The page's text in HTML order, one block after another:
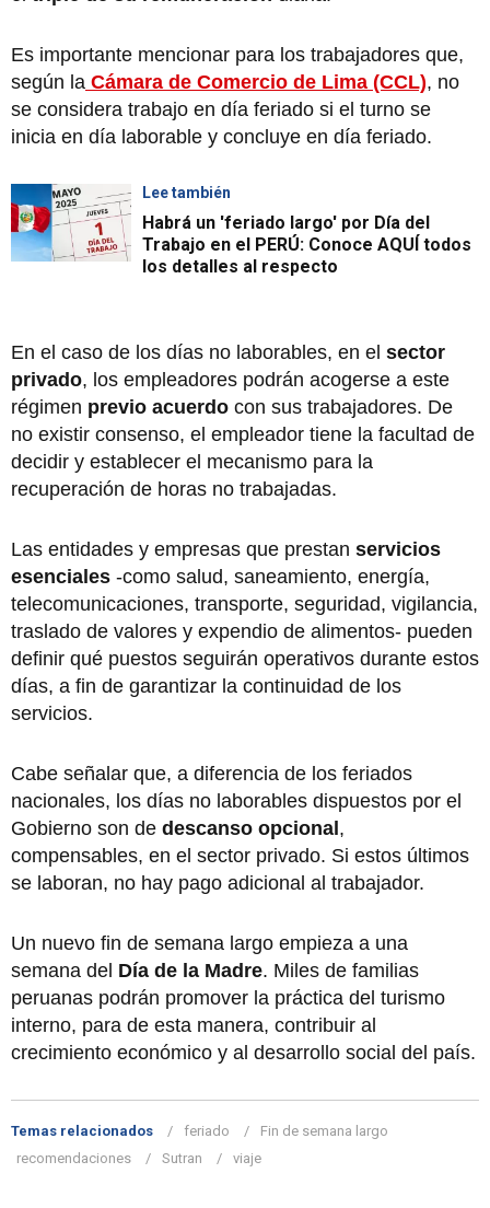
Es importante mencionar para los trabajadores que,
según la Cámara de Comercio de Lima (CCL), no
se considera trabajo en día feriado si el turno se
inicia en día laborable y concluye en día feriado.
Lee también
Habrá un 'feriado largo' por Día del
Trabajo en el PERÚ: Conoce AQUÍ todos
los detalles al respecto
En el caso de los días no laborables, en el sector
privado, los empleadores podrán acogerse a este
régimen previo acuerdo con sus trabajadores. De
no existir consenso, el empleador tiene la facultad de
decidir y establecer el mecanismo para la
recuperación de horas no trabajadas.
Las entidades y empresas que prestan servicios
esenciales -como salud, saneamiento, energía,
telecomunicaciones, transporte, seguridad, vigilancia,
traslado de valores y expendio de alimentos- pueden
definir qué puestos seguirán operativos durante estos
días, a fin de garantizar la continuidad de los
servicios.
Cabe señalar que, a diferencia de los feriados
nacionales, los días no laborables dispuestos por el
Gobierno son de descanso opcional ,
compensables, en el sector privado. Si estos últimos
se laboran, no hay pago adicional al trabajador.
Un nuevo fin de semana largo empieza a una
semana del Día de la Madre. Miles de familias
peruanas podrán promover la práctica del turismo
interno, para de esta manera, contribuir al
crecimiento económico y al desarrollo social del país.
Temas relacionados feriado
Fin de semana largo
recomendaciones
Sutran viaje